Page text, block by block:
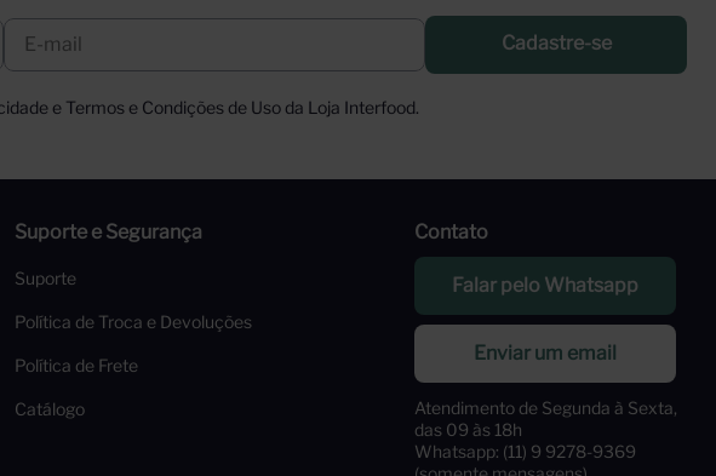
Cadastre-se
e Termos e Condições de Uso da Loja Interfood.
Suporte e Segurança
Suporte
Política de Troca e Devoluções
Política de Frete
Catálogo
Contato
Falar pelo Whatsapp
Enviar um email
Atendimento de Segunda à Sexta,
das 09 às 18h
Whatsapp: (11) 9 9278-9369